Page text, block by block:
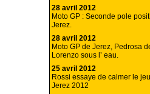
28 avril 2012
Moto GP : Seconde pole
Jerez.
28 avril 2012
Moto GP de Jerez, Pedrosa
Lorenzo sous l’ eau.
25 avril 2012
Rossi essaye de calmer le
Jerez 2012